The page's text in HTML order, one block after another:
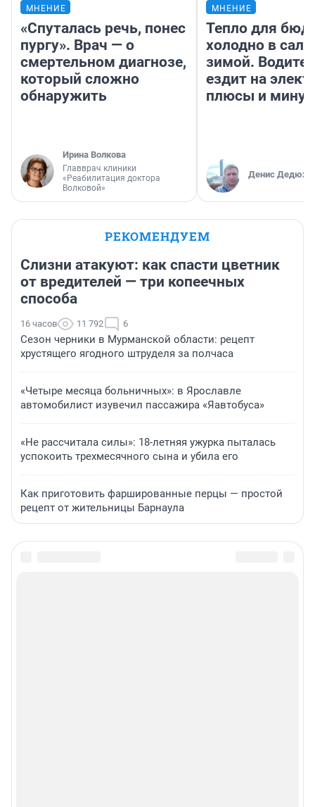
МНЕНИЕ
«Спуталась речь, понес
пургу». Врач — о
смертельном диагнозе,
который сложно
обнаружить
Ирина Волкова
Главврач клиники
«Реабилитация доктора
Волковой»
МНЕНИЕ
Тепло для
холодно в
зимой.
ездит на
плюсы и
Денис
РЕКОМЕНДУЕМ
Слизни атакуют: как спасти цветник
от вредителей — три копеечных
способа
16 часов 11 792 6
Сезон черники в Мурманской области: рецепт
хрустящего ягодного штруделя за полчаса
«Четыре месяца больничных»: в Ярославле
автомобилист изувечил пассажира «Яавтобуса»
«Не рассчитала силы»: 18-летняя ужурка пыталась
успокоить трехмесячного сына и убила его
Как приготовить фаршированные перцы — простой
рецепт от жительницы Барнаула